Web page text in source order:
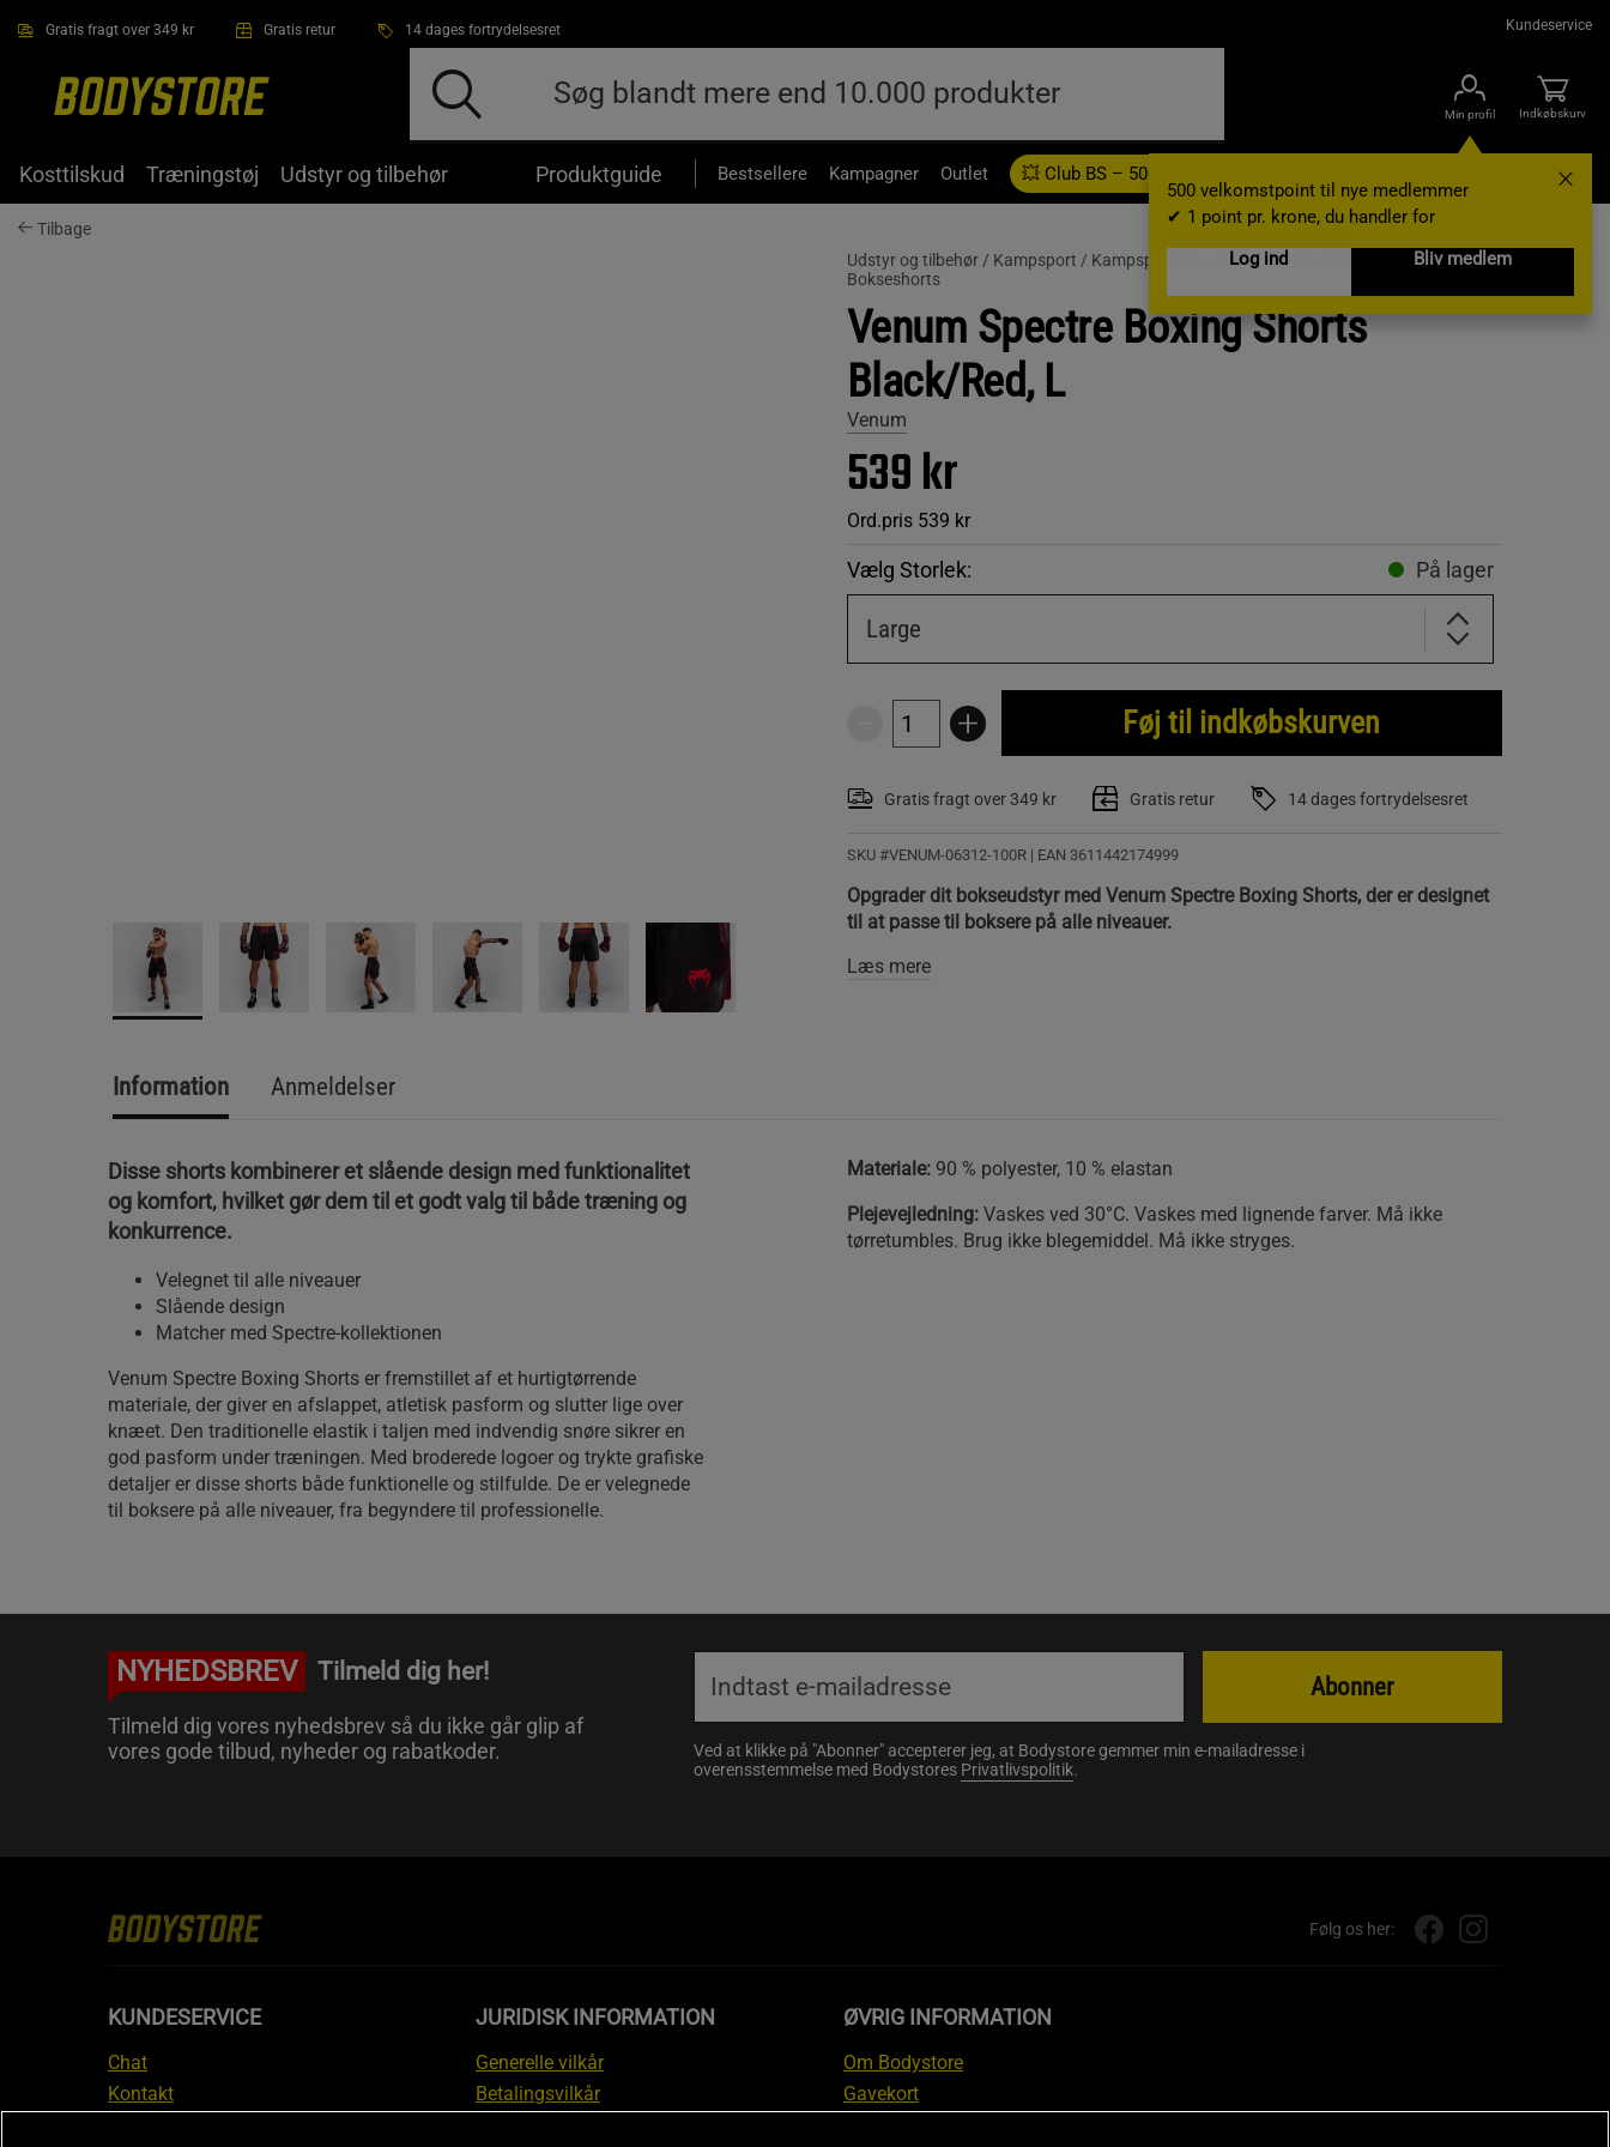
Gratis fragt over 349 kr Gratis retur 14 dages fortrydelsesret Kundeservice
Min profil
500 velkomstpoint til nye medlemmer
✔ 1 point pr. krone, du handler for
Log ind
Bliv medlem
Indkøbskurv
Kosttilskud Træningstøj Udstyr og tilbehør Produktguide Bestsellere Kampagner Outlet 💥 Club BS – 500 velkomstpoint Gavekort
Tilbage
Udstyr og tilbehør / Kampsport / Kampsportstøj /
Kampsportsbeklædning Til Mænd /
Bokseshorts
Venum Spectre Boxing Shorts
Black/Red, L
Venum
539 kr
Ord.pris 539 kr
Vælg Storlek: På lager
Large
Føj til indkøbskurven
Gratis fragt over 349 kr Gratis retur 14 dages fortrydelsesret
SKU #VENUM-06312-100R | EAN 3611442174999
Opgrader dit bokseudstyr med Venum Spectre Boxing Shorts, der er designet
til at passe til boksere på alle niveauer.
Læs mere
Information Anmeldelser
Disse shorts kombinerer et slående design med funktionalitet
og komfort, hvilket gør dem til et godt valg til både træning og
konkurrence.
Velegnet til alle niveauer
Slående design
Matcher med Spectre-kollektionen
Venum Spectre Boxing Shorts er fremstillet af et hurtigtørrende
materiale, der giver en afslappet, atletisk pasform og slutter lige over
knæet. Den traditionelle elastik i taljen med indvendig snøre sikrer en
god pasform under træningen. Med broderede logoer og trykte grafiske
detaljer er disse shorts både funktionelle og stilfulde. De er velegnede
til boksere på alle niveauer, fra begyndere til professionelle.
Materiale:90 % polyester, 10 % elastan
Plejevejledning:Vaskes ved 30°C. Vaskes med lignende farver. Må ikke
tørretumbles. Brug ikke blegemiddel. Må ikke stryges.
NYHEDSBREV Tilmeld dig her!
Tilmeld dig vores nyhedsbrev så du ikke går glip af
vores gode tilbud, nyheder og rabatkoder.
Ved at klikke på "Abonner" accepterer jeg, at Bodystore gemmer min e-mailadresse i
overensstemmelse med Bodystores Privatlivspolitik.
Abonner
Følg os her:
KUNDESERVICE
Chat
Kontakt
JURIDISK INFORMATION
Generelle vilkår
Betalingsvilkår
ØVRIG INFORMATION
Om Bodystore
Gavekort